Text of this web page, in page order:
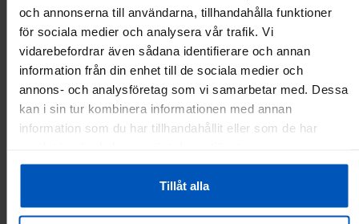
och annonserna till användarna, tillhandahålla funktioner
för sociala medier och analysera vår trafik. Vi
vidarebefordrar även sådana identifierare och annan
information från din enhet till de sociala medier och
annons- och analysföretag som vi samarbetar med. Dessa
kan i sin tur kombinera informationen med annan
information som du har tillhandahållit eller som de har
Tillåt alla
99 kr
Produktkommentarer
4,0
Snittbetyg
Lättanvända, bekväma. Det enda minus är att varje gång jag använt dem